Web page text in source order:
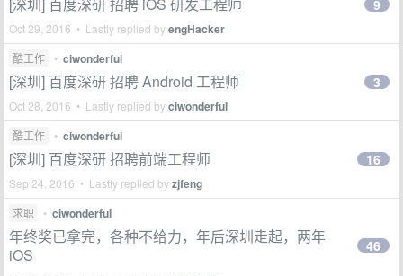
Oct 29, 2016 • Lastly replied byengHacker
9
酷工作 • ciwonderful
[深圳] 百度深研 招聘 Android 工程师
Oct 28, 2016 • Lastly replied byciwonderful
3
酷工作 • ciwonderful
[深圳] 百度深研 招聘前端工程师
Sep 24, 2016 • Lastly replied byzjfeng
16
求职 • ciwonderful
年终奖已拿完，各种不给力，年后深圳走起，两年
iOS
46